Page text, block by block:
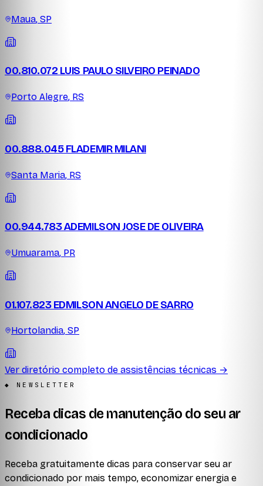
Maua, SP
00.810.072 LUIS PAULO SILVEIRO PEINADO
Porto Alegre, RS
00.888.045 FLADEMIR MILANI
Santa Maria, RS
00.944.783 ADEMILSON JOSE DE OLIVEIRA
Umuarama, PR
01.107.823 EDMILSON ANGELO DE SARRO
Hortolandia, SP
Ver diretório completo de assistências técnicas →
◆ NEWSLETTER
Receba dicas de manutenção do seu ar
condicionado
Receba gratuitamente dicas para conservar seu ar
condicionado por mais tempo, economizar energia e